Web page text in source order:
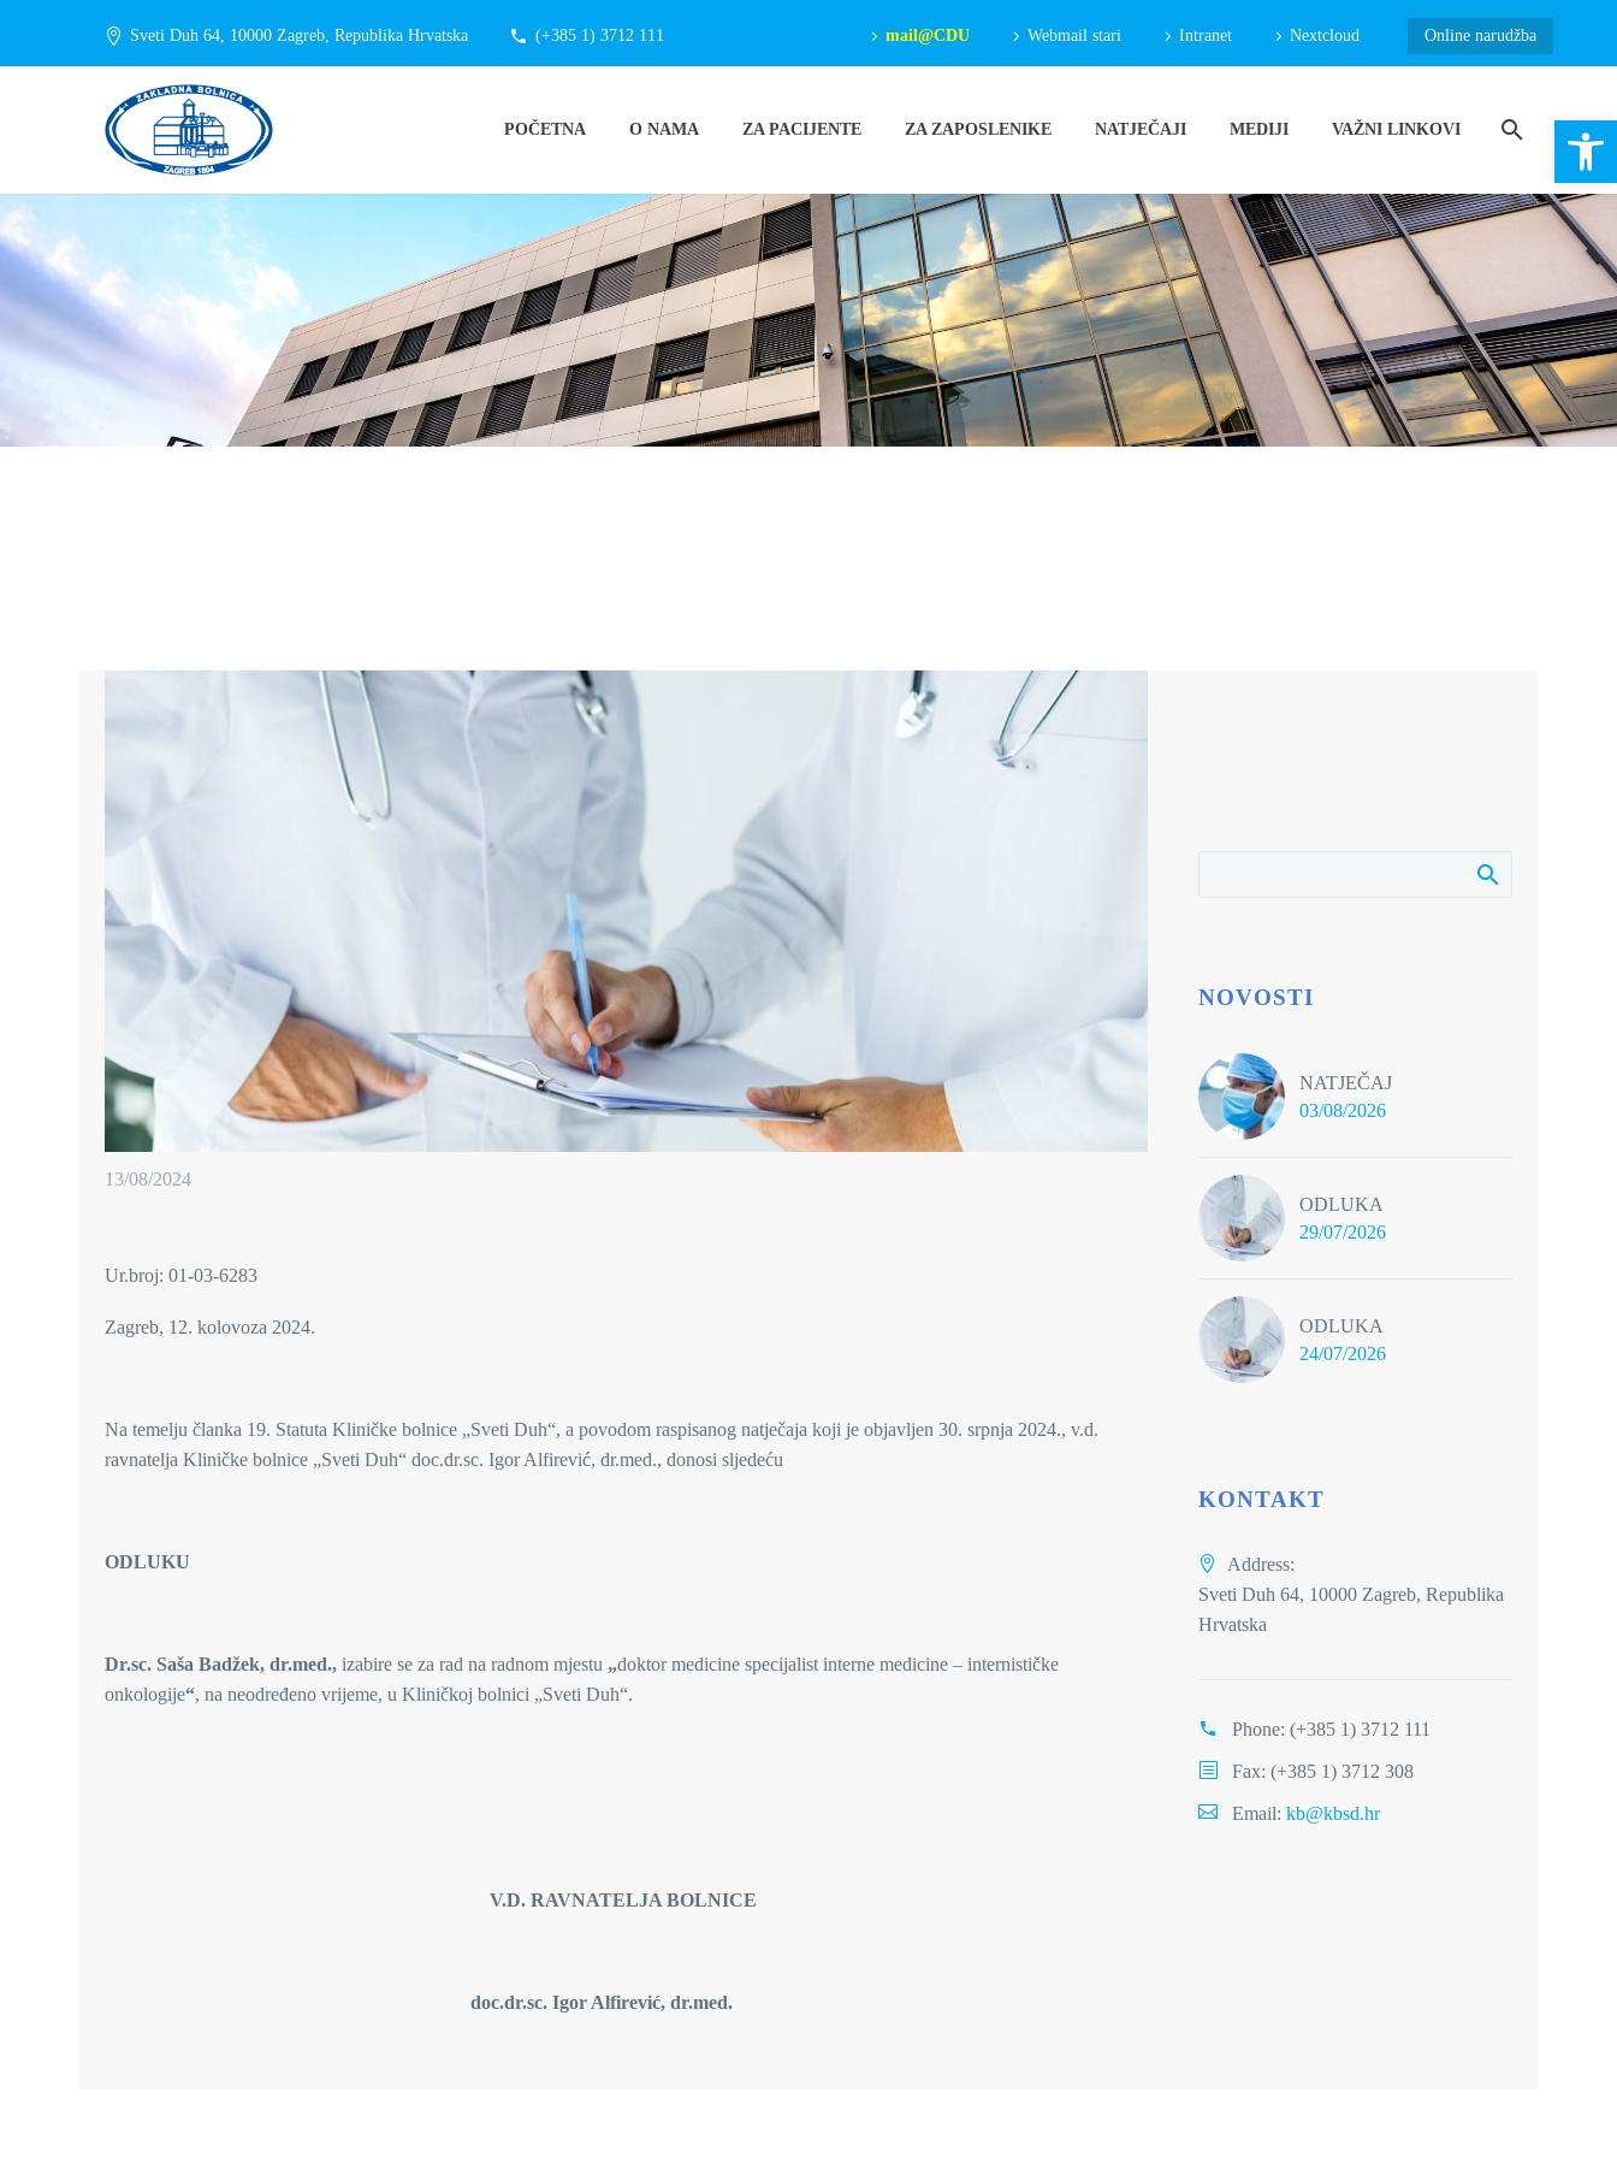
Sveti Duh 64, 10000 Zagreb, Republika Hrvatska (+385 1) 3712 111 mail@CDU Webmail stari Intranet Nextcloud Online narudžba
POČETNA O NAMA ZA PACIJENTE ZA ZAPOSLENIKE NATJEČAJI MEDIJI VAŽNI LINKOVI
13/08/2024
Ur.broj: 01-03-6283
Zagreb, 12. kolovoza 2024.
Na temelju članka 19. Statuta Kliničke bolnice „Sveti Duh“, a povodom raspisanog natječaja koji je objavljen 30. srpnja 2024., v.d.
ravnatelja Kliničke bolnice „Sveti Duh“ doc.dr.sc. Igor Alfirević, dr.med., donosi sljedeću
ODLUKU
Dr.sc. Saša Badžek, dr.med., izabire se za rad na radnom mjestu „doktor medicine specijalist interne medicine – internističke
onkologije“, na neodređeno vrijeme, u Kliničkoj bolnici „Sveti Duh“.
V.D. RAVNATELJA BOLNICE
doc.dr.sc. Igor Alfirević, dr.med.
NOVOSTI
NATJEČAJ
03/08/2026
ODLUKA
29/07/2026
ODLUKA
24/07/2026
KONTAKT
Address:
Sveti Duh 64, 10000 Zagreb, Republika
Hrvatska
Phone: (+385 1) 3712 111
Fax: (+385 1) 3712 308
Email: kb@kbsd.hr